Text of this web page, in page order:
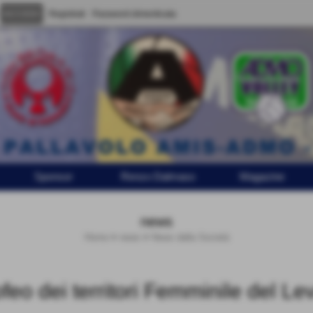
Sponsor Renzo Dalmaso Magazine
news
dei territori Femminile del